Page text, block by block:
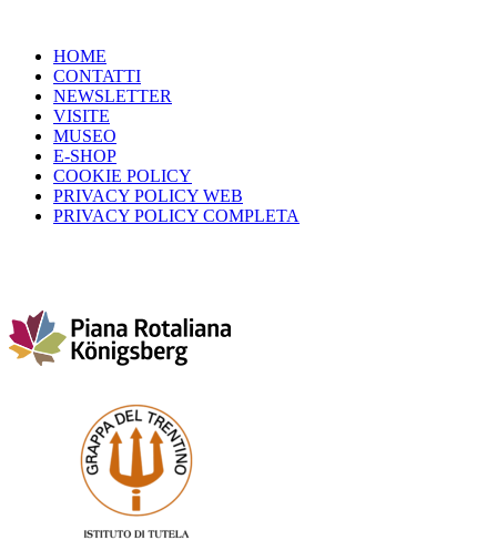
HOME
CONTATTI
NEWSLETTER
VISITE
MUSEO
E-SHOP
COOKIE POLICY
PRIVACY POLICY WEB
PRIVACY POLICY COMPLETA